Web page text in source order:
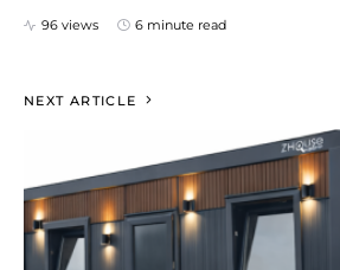
96 views 6 minute read
NEXT ARTICLE